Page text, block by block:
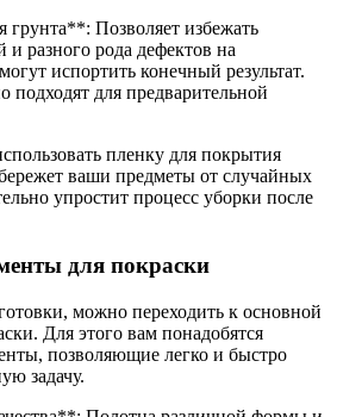
Позволяет избежать
и разного рода дефектов на
испортить конечный результат.
подходят для предварительной
пленку для покрытия
ваши предметы от случайных
упростит процесс уборки после
для покраски
можно переходить к основной
Для этого вам понадобятся
позволяющие легко и быстро
задачу.